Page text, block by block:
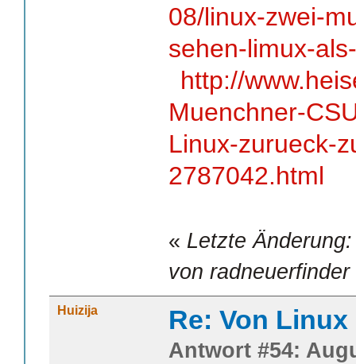
08/linux-zwei-
sehen-limux-
http://
Muenchner-
Linux-zurueck-
2787042.html
« Letzte
von radneuerfinder
Huizija Re: Von
Antwort #54: